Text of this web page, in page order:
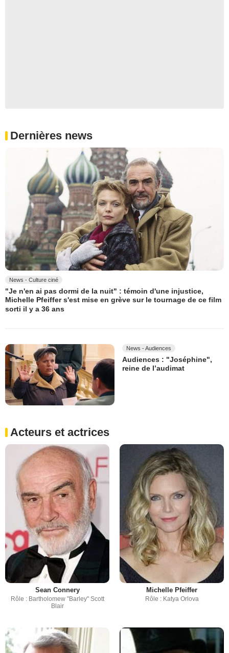
Dernières news
News - Culture ciné
"Je n'en ai pas dormi de la nuit" : témoin d'une injustice,
Michelle Pfeiffer s'est mise en grève sur le tournage de ce film
sorti il y a 36 ans
News - Audiences
Audiences : "Joséphine",
reine de l’audimat
Acteurs et actrices
Sean Connery
Rôle : Bartholomew "Barley" Scott
Blair
Michelle Pfeiffer
Rôle : Katya Orlova